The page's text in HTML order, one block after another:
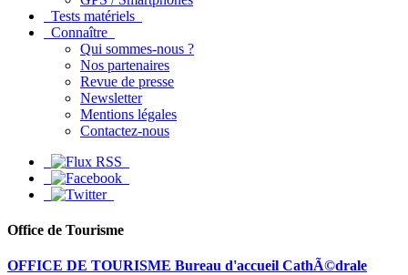
Tests matériels
Connaître
Qui sommes-nous ?
Nos partenaires
Revue de presse
Newsletter
Mentions légales
Contactez-nous
Office de Tourisme
OFFICE DE TOURISME Bureau d'accueil CathÃ©drale